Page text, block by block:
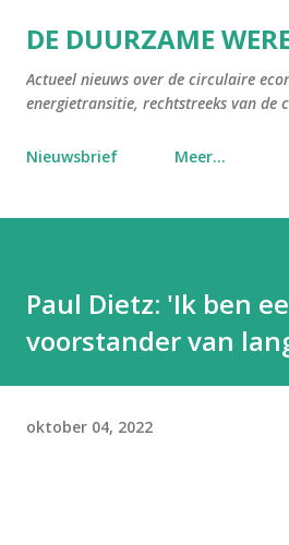
Doorgaan naar
DE DUURZAME
Actueel nieuws over de circulaire
energietransitie, rechtstreeks van de
Nieuwsbrief Meer…
Paul Dietz: 'Ik ben
voorstander van
oktober 04, 2022